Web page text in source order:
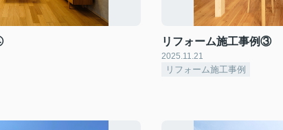
リフォーム施工事例③
2025.11.21
リフォーム施工事例